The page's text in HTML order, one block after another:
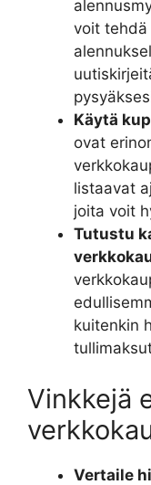
voit tehdä
Käytä
ovat
listaavat
joita voit
Tutustu
kuitenkin
Vinkkejä
Vertaile